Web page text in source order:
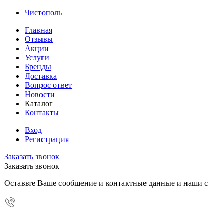
Чистополь
Главная
Отзывы
Акции
Услуги
Бренды
Доставка
Вопрос ответ
Новости
Каталог
Контакты
Вход
Регистрация
Заказать звонок
Заказать звонок
Оставьте Ваше сообщение и контактные данные и наши